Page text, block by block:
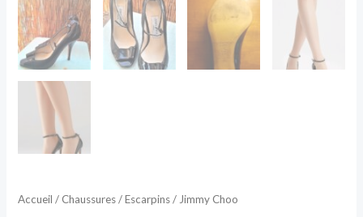
Accueil / Chaussures/Escarpins/ Jimmy Choo